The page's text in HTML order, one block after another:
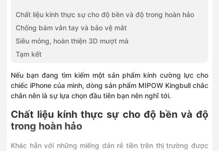
Chất liệu kính thực sự cho độ bền và độ trong hoàn hảo
Chống bám vân tay và bảo vệ mắt
Siêu mỏng, hoàn thiện 3D mượt mà
Tạm kết
Nếu bạn đang tìm kiếm một sản phẩm kính cường lực cho
chiếc iPhone của mình, dòng sản phẩm MIPOW Kingbull chắc
chắn nên là sự lựa chọn đầu tiên bạn nên nghĩ tới.
Chất liệu kính thực sự cho độ bền và độ
trong hoàn hảo
Khác hẳn với những miếng dán rẻ tiền trên thị trường được